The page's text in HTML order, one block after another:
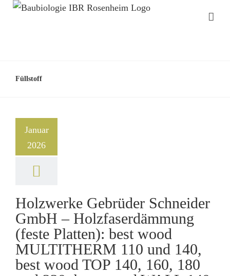
Füllstoff
Januar
2026
Holzwerke Gebrüder Schneider
GmbH – Holzfaserdämmung
(feste Platten): best wood
MULTITHERM 110 und 140,
best wood TOP 140, 160, 180